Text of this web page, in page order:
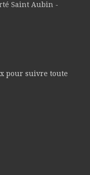
Saint Aubin -
pour suivre toute